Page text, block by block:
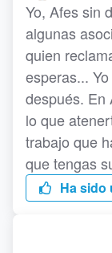
Yo, Afes sin
algunas
quien
esperas...
después. En
lo que
trabajo que
que tengas
Ha sido